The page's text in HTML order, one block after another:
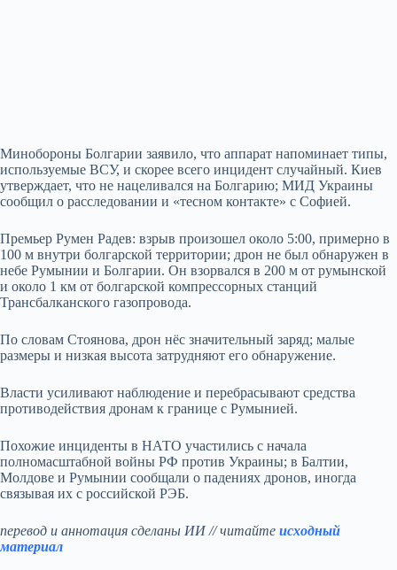
Минобороны Болгарии заявило, что аппарат напоминает типы,
используемые ВСУ, и скорее всего инцидент случайный. Киев
утверждает, что не нацеливался на Болгарию; МИД Украины
сообщил о расследовании и «тесном контакте» с Софией.
Премьер Румен Радев: взрыв произошел около 5:00, примерно в
100 м внутри болгарской территории; дрон не был обнаружен в
небе Румынии и Болгарии. Он взорвался в 200 м от румынской
и около 1 км от болгарской компрессорных станций
Трансбалканского газопровода.
По словам Стоянова, дрон нёс значительный заряд; малые
размеры и низкая высота затрудняют его обнаружение.
Власти усиливают наблюдение и перебрасывают средства
противодействия дронам к границе с Румынией.
Похожие инциденты в НАТО участились с начала
полномасштабной войны РФ против Украины; в Балтии,
Молдове и Румынии сообщали о падениях дронов, иногда
связывая их с российской РЭБ.
перевод и аннотация сделаны ИИ // читайте исходный
материал